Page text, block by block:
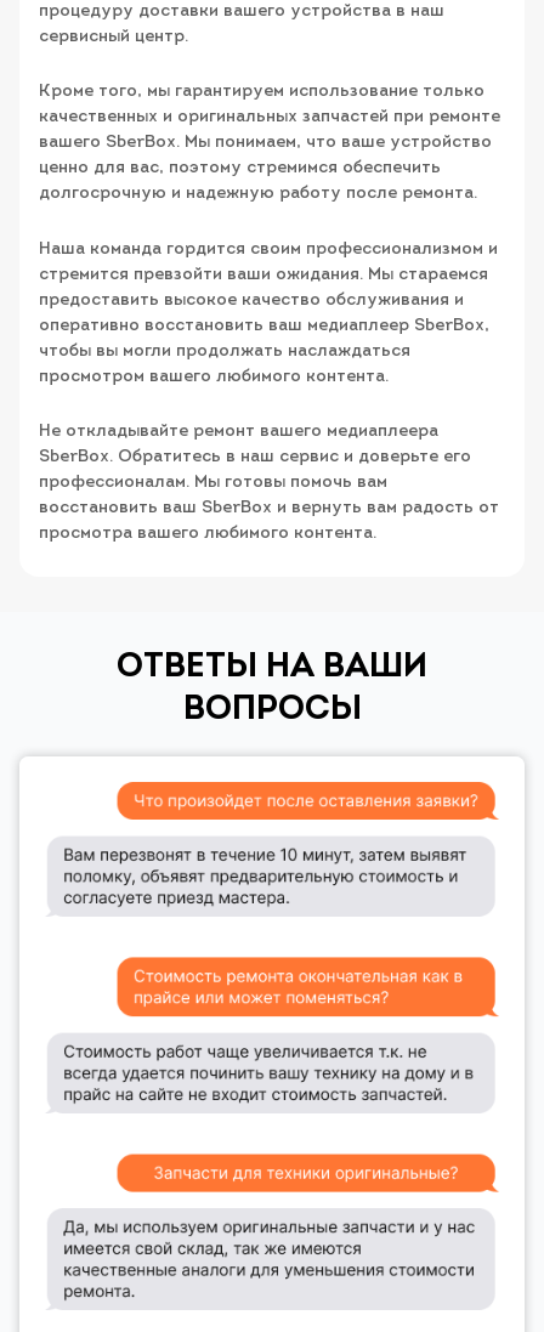
процедуру доставки вашего устройства в наш
сервисный центр.
Кроме того, мы гарантируем использование только
качественных и оригинальных запчастей при ремонте
вашего SberBox. Мы понимаем, что ваше устройство
ценно для вас, поэтому стремимся обеспечить
долгосрочную и надежную работу после ремонта.
Наша команда гордится своим профессионализмом и
стремится превзойти ваши ожидания. Мы стараемся
предоставить высокое качество обслуживания и
оперативно восстановить ваш медиаплеер SberBox,
чтобы вы могли продолжать наслаждаться
просмотром вашего любимого контента.
Не откладывайте ремонт вашего медиаплеера
SberBox. Обратитесь в наш сервис и доверьте его
профессионалам. Мы готовы помочь вам
восстановить ваш SberBox и вернуть вам радость от
просмотра вашего любимого контента.
ОТВЕТЫ НА ВАШИ
ВОПРОСЫ